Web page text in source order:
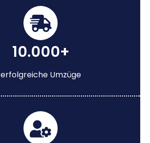
10.000+
erfolgreiche Umzüge